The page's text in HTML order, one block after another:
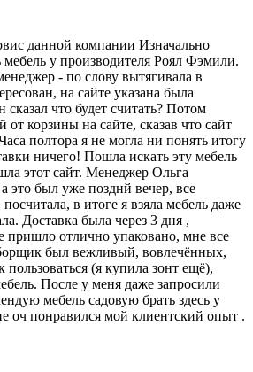
данной компании Изначально
мебель у производителя Роял Фэмили.
- по слову вытягивала в
на сайте указана была
сказал что будет считать? Потом
от корзины на сайте, сказав что сайт
полтора я не могла ни понять итогу
ничего! Пошла искать эту мебель
этот сайт. Менеджер Ольга
это был уже позднй вечер, все
посчитала, в итоге я взяла мебель даже
Доставка была через 3 дня ,
пришло отлично упаковано, мне все
был вежливый, вовлечённых,
пользоваться (я купила зонт ещё),
После у меня даже запросили
мебель садовую брать здесь у
оч понравился мой клиентский опыт .